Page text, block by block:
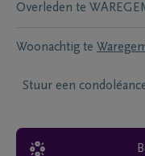
Overleden te
Woonachtig te
Stuur een